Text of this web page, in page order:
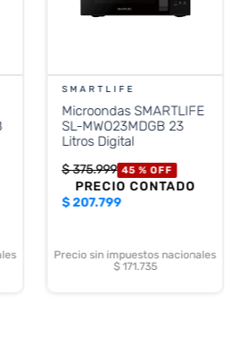
SMARTLIFE
Microondas SMARTLIFE
SL-MWO23MDGB 23
Litros Digital
$375.999 45 % OFF
PRECIO CONTADO
$207.799
Precio sin impuestos nacionales
$ 171.735